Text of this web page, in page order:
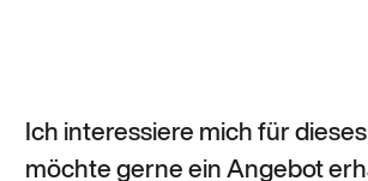
Ich interessiere mich für
möchte gerne ein Angebot